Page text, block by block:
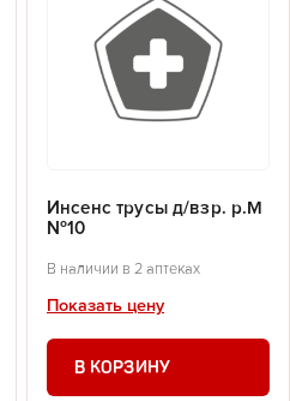
Инсенс трусы д/взр. р.М
№10
В наличии в 2 аптеках
Показать цену
В КОРЗИНУ